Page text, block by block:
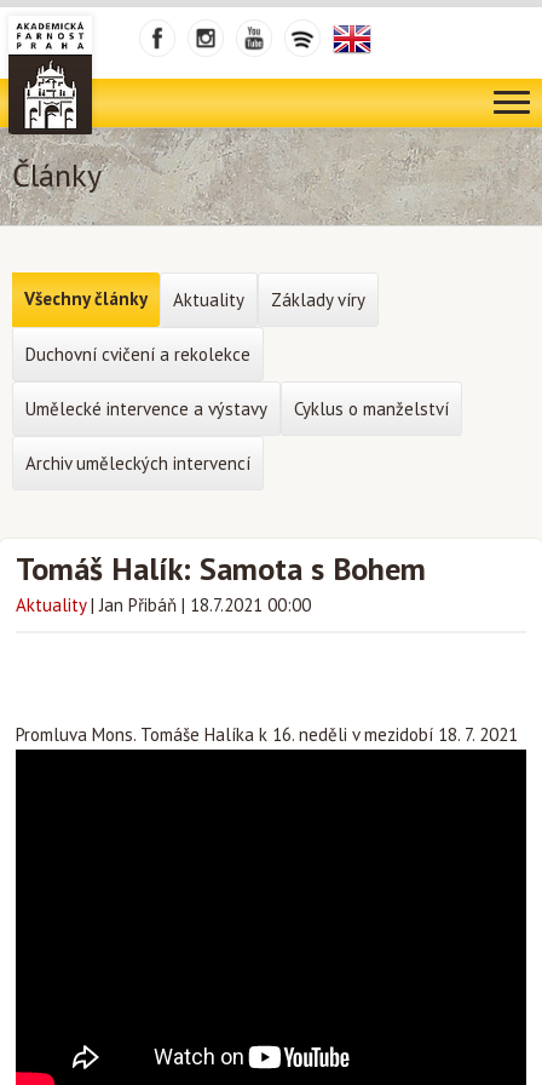
Články
Tomáš Halík: Samota s Bohem
Aktuality |Jan Přibáň | 18.7.2021 00:00
Promluva Mons. Tomáše Halíka k 16. neděli v mezidobí 18. 7. 2021
Všechny články Aktuality Základy víry
Duchovní cvičení a rekolekce
Umělecké intervence a výstavy Cyklus o manželství
Archiv uměleckých intervencí